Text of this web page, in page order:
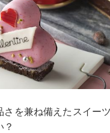
さを兼ね備えたスイー
？